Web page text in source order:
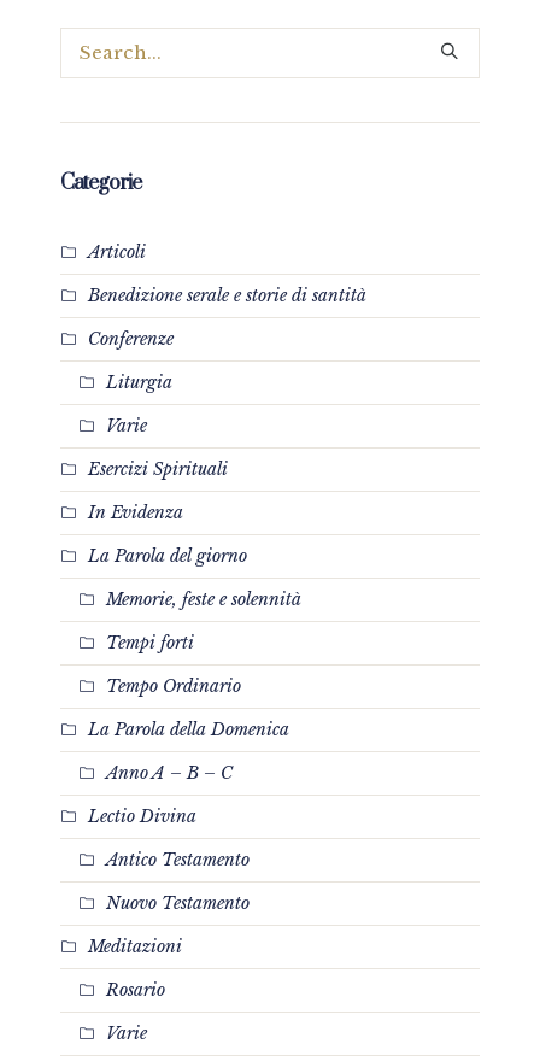
Categorie
Articoli
Benedizione serale e storie di santità
Conferenze
Liturgia
Varie
Esercizi Spirituali
In Evidenza
La Parola del giorno
Memorie, feste e solennità
Tempi forti
Tempo Ordinario
La Parola della Domenica
Anno A – B – C
Lectio Divina
Antico Testamento
Nuovo Testamento
Meditazioni
Rosario
Varie